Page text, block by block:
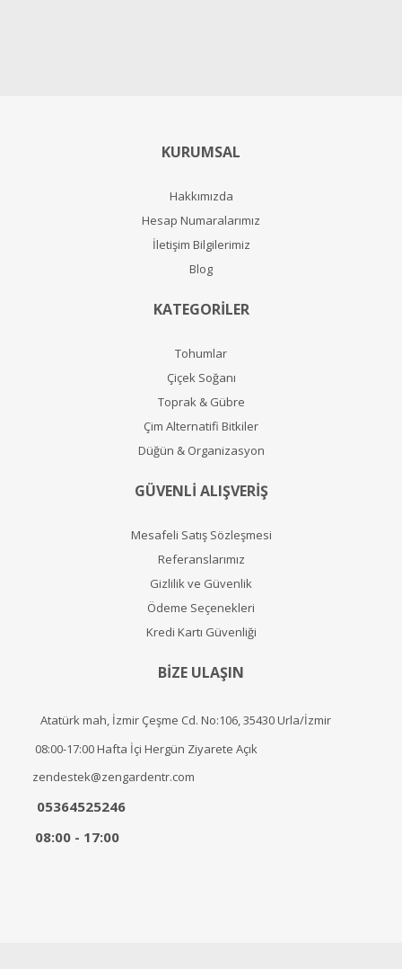
KURUMSAL
Hakkımızda
Hesap Numaralarımız
İletişim Bilgilerimiz
Blog
KATEGORİLER
Tohumlar
Çiçek Soğanı
Toprak & Gübre
Çim Alternatifi Bitkiler
Düğün & Organizasyon
GÜVENLİ ALIŞVERİŞ
Mesafeli Satış Sözleşmesi
Referanslarımız
Gizlilik ve Güvenlik
Ödeme Seçenekleri
Kredi Kartı Güvenliği
BİZE ULAŞIN
Atatürk mah, İzmir Çeşme Cd. No:106, 35430 Urla/İzmir
08:00-17:00 Hafta İçi Hergün Ziyarete Açık
zendestek@zengardentr.com
05364525246
08:00 - 17:00